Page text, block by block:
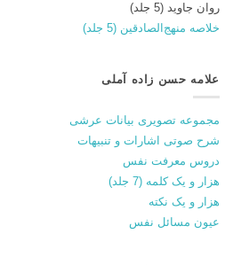
روان جاوید (5 جلد)
خلاصه منهج‌الصادقین (5 جلد)
علامه حسن زاده آملی
مجموعه تصویری بیانات عرشی
شرح صوتی اشارات و تنبیهات
دروس معرفت نفس
هزار و یک کلمه (7 جلد)
هزار و یک نکته
عیون مسائل نفس